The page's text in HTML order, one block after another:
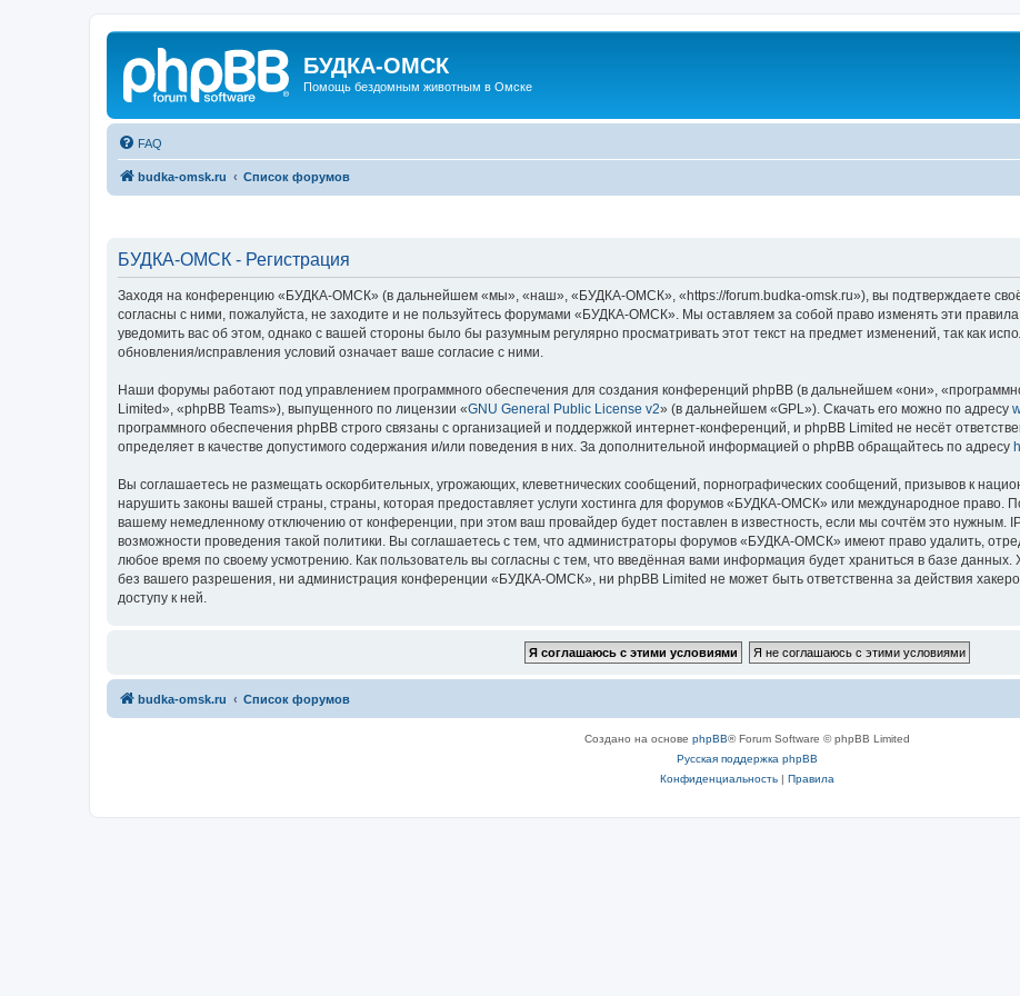
БУДКА-ОМСК
Помощь бездомным животным в Омске
FAQ
budka-omsk.ru Список форумов
БУДКА-ОМСК - Регистрация
Заходя на конференцию «БУДКА-ОМСК» (в дальнейшем «мы», «наш», «БУДКА-ОМСК», «https://forum.budka-omsk.ru»), вы подтверждаете
согласны с ними, пожалуйста, не заходите и не пользуйтесь форумами «БУДКА-ОМСК». Мы оставляем за собой право изменять эти
уведомить вас об этом, однако с вашей стороны было бы разумным регулярно просматривать этот текст на предмет изменений, так как
обновления/исправления условий означает ваше согласие с ними.
Наши форумы работают под управлением программного обеспечения для создания конференций phpBB (в дальнейшем «они»,
Limited», «phpBB Teams»), выпущенного по лицензии «GNU General Public License v2» (в дальнейшем «GPL»). Скачать его можно по адресу
программного обеспечения phpBB строго связаны с организацией и поддержкой интернет-конференций, и phpBB Limited не несёт
определяет в качестве допустимого содержания и/или поведения в них. За дополнительной информацией о phpBB обращайтесь по адресу
Вы соглашаетесь не размещать оскорбительных, угрожающих, клеветнических сообщений, порнографических сообщений, призывов к
нарушить законы вашей страны, страны, которая предоставляет услуги хостинга для форумов «БУДКА-ОМСК» или международное право.
вашему немедленному отключению от конференции, при этом ваш провайдер будет поставлен в известность, если мы сочтём это нужным.
возможности проведения такой политики. Вы соглашаетесь с тем, что администраторы форумов «БУДКА-ОМСК» имеют право удалить,
любое время по своему усмотрению. Как пользователь вы согласны с тем, что введённая вами информация будет храниться в базе
без вашего разрешения, ни администрация конференции «БУДКА-ОМСК», ни phpBB Limited не может быть ответственна за действия
доступу к ней.
budka-omsk.ru Список форумов
Создано на основе phpBB® Forum Software © phpBB Limited
Русская поддержка phpBB
Конфиденциальность| Правила